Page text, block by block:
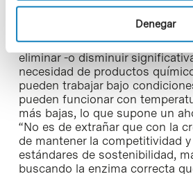
Denegar
Si hay algo que caracteriza a
respeto al medio ambiente.
biocatalizador a un proceso
eliminar -o disminuir
necesidad de productos
pueden trabajar bajo
pueden funcionar con
más bajas, lo que supone un
“No es de extrañar que con la
de mantener la competitividad
estándares de sostenibilidad,
buscando la enzima correcta